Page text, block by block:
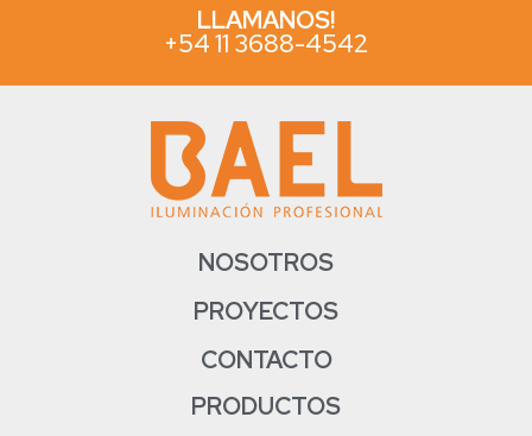
LLAMANOS!
+54 11 3688-4542
NOSOTROS
PROYECTOS
CONTACTO
PRODUCTOS